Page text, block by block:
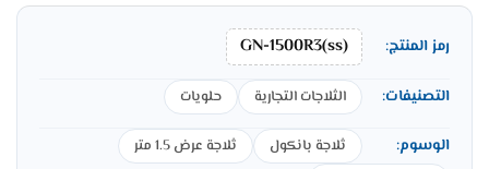
رمز المنتج: GN-1500R3(ss)
التصنيفات: الثلاجات التجارية حلويات
الوسوم: ثلاجة بانكول
ثلاجة عرض 1.5 متر